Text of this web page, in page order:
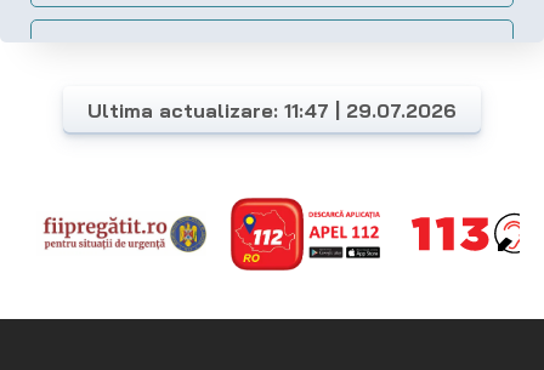
Ultima actualizare: 11:47 | 29.07.2026